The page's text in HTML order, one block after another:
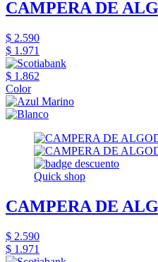
CAMPERA DE
$ 2.590
$ 1.971
$ 1.862
Color
Quick shop
CAMPERA DE
$ 2.590
$ 1.971